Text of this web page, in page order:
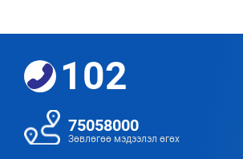
102
75058000
Зөвлөгөө мэдээлэл өгөх